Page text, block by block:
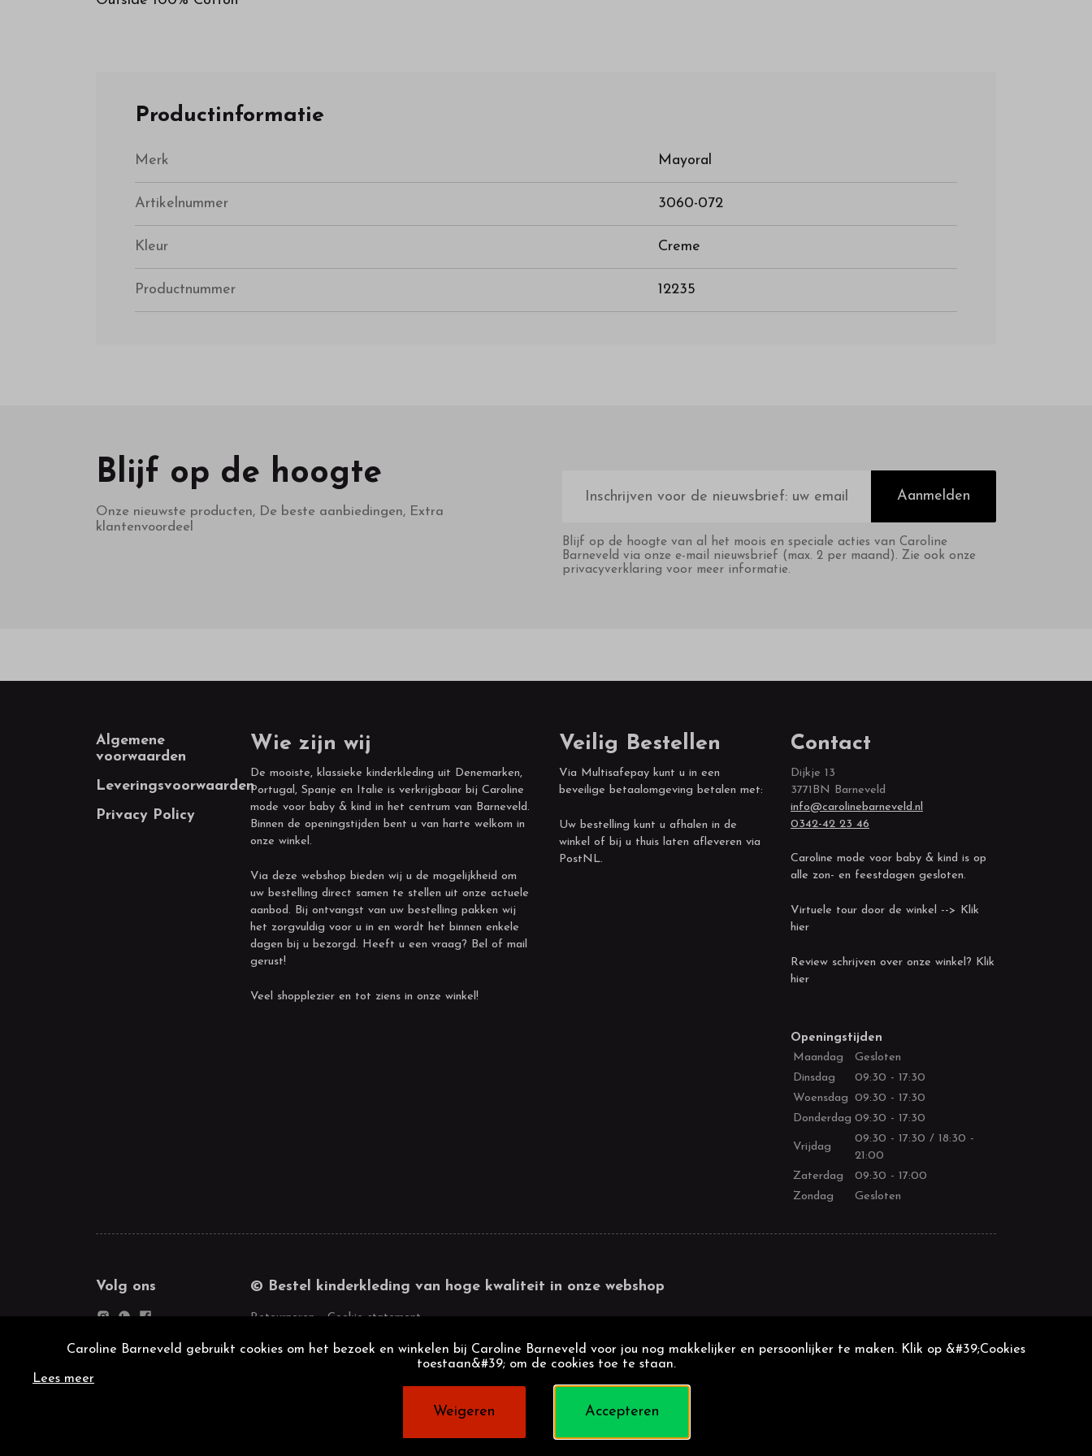
Productinformatie
Merk Mayoral
Artikelnummer 3060-072
Kleur Creme
Productnummer 12235
Blijf op de hoogte
Onze nieuwste producten, De beste aanbiedingen, Extra
klantenvoordeel
mailadres
Aanmelden
Blijf op de hoogte van al het moois en speciale acties van Caroline
Barneveld via onze e-mail nieuwsbrief (max. 2 per maand). Zie ook onze
privacyverklaring voor meer informatie.
Footer
Algemene
voorwaarden
Leveringsvoorwaarden
Privacy Policy
Wie zijn wij
De mooiste, klassieke kinderkleding uit Denemarken,
Portugal, Spanje en Italie is verkrijgbaar bij Caroline
mode voor baby & kind in het centrum van Barneveld.
Binnen de openingstijden bent u van harte welkom in
onze winkel.
Via deze webshop bieden wij u de mogelijkheid om
uw bestelling direct samen te stellen uit onze actuele
aanbod. Bij ontvangst van uw bestelling pakken wij
het zorgvuldig voor u in en wordt het binnen enkele
dagen bij u bezorgd. Heeft u een vraag? Bel of mail
gerust!
Veel shopplezier en tot ziens in onze winkel!
Veilig Bestellen
Via Multisafepay kunt u in een
beveilige betaalomgeving betalen met:
Uw bestelling kunt u afhalen in de
winkel of bij u thuis laten afleveren via
PostNL.
Contact
Dijkje 13
3771BN Barneveld
info@carolinebarneveld.nl
0342-42 23 46
Caroline mode voor baby & kind is op
alle zon- en feestdagen gesloten.
Virtuele tour door de winkel --> Klik
hier
Review schrijven over onze winkel? Klik
hier
Openingstijden
Maandag
Gesloten
Dinsdag
09:30 - 17:30
Woensdag 09:30 - 17:30
Donderdag 09:30 - 17:30
Vrijdag
09:30 - 17:30 / 18:30 -
21:00
Zaterdag
09:30 - 17:00
Zondag
Gesloten
Volg ons © Bestel kinderkleding van hoge kwaliteit in onze webshop
Retourneren Cookie statement
Caroline Barneveld gebruikt cookies om het bezoek en winkelen bij Caroline Barneveld voor jou nog makkelijker en persoonlijker te maken. Klik op &#39;Cookies
toestaan&#39; om de cookies toe te staan.
Lees meer
Weigeren Accepteren